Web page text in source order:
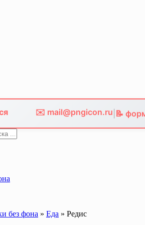
✉️ mail@pngicon.ru 📝
без фона » Еда » Редис